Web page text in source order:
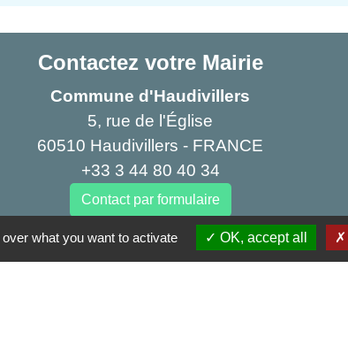
Contactez votre Mairie
Commune d'Haudivillers
5, rue de l'Église
60510 Haudivillers - FRANCE
+33 3 44 80 40 34
Contact par formulaire
what you want to activate OK, accept all